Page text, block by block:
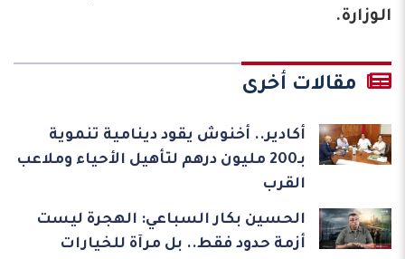
الوزارة.
مقالات أخرى
أكادير.. أخنوش يقود دينامية تنموية
بـ200 مليون درهم لتأهيل الأحياء وملاعب
القرب
الحسين بكار السباعي: الهجرة ليست
أزمة حدود فقط.. بل مرآة للخيارات